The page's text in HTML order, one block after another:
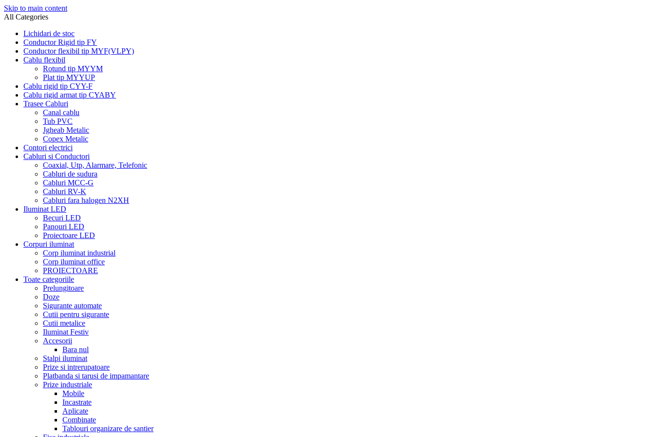
Skip to main content
All Categories
Lichidari de stoc
Conductor Rigid tip FY
Conductor flexibil tip MYF(VLPY)
Cablu flexibil
Rotund tip MYYM
Plat tip MYYUP
Cablu rigid tip CYY-F
Cablu rigid armat tip CYABY
Trasee Cabluri
Canal cablu
Tub PVC
Jgheab Metalic
Copex Metalic
Contori electrici
Cabluri si Conductori
Coaxial, Utp, Alarmare, Telefonic
Cabluri de sudura
Cabluri MCC-G
Cabluri RV-K
Cabluri fara halogen N2XH
Iluminat LED
Becuri LED
Panouri LED
Proiectoare LED
Corpuri iluminat
Corp iluminat industrial
Corp iluminat office
PROIECTOARE
Toate categoriile
Prelungitoare
Doze
Sigurante automate
Cutii pentru sigurante
Cutii metalice
Iluminat Festiv
Accesorii
Bara nul
Stalpi iluminat
Prize si intrerupatoare
Platbanda si tarusi de impamantare
Prize industriale
Mobile
Incastrate
Aplicate
Combinate
Tablouri organizare de santier